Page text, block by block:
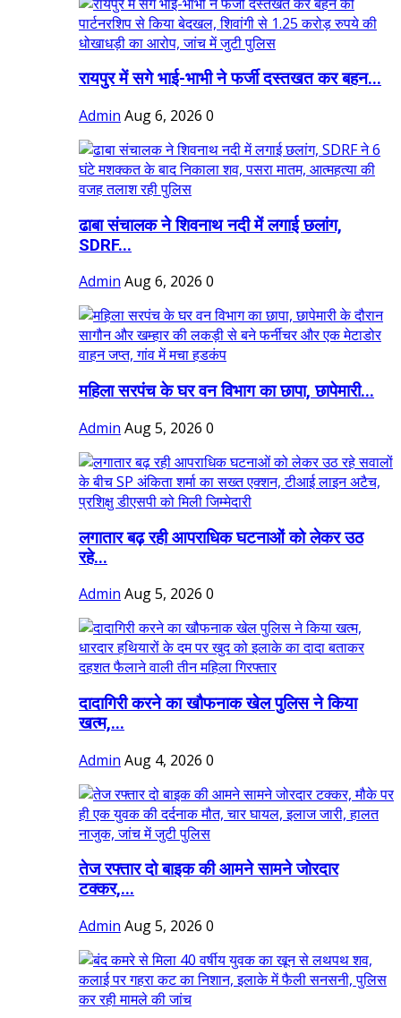
रायपुर में सगे भाई-भाभी ने फर्जी दस्तखत कर बहन...
Admin Aug 6, 2026 0
ढाबा संचालक ने शिवनाथ नदी में लगाई छलांग,
SDRF...
Admin Aug 6, 2026 0
महिला सरपंच के घर वन विभाग का छापा, छापेमारी...
Admin Aug 5, 2026 0
लगातार बढ़ रही आपराधिक घटनाओं को लेकर उठ
रहे...
Admin Aug 5, 2026 0
दादागिरी करने का खौफनाक खेल पुलिस ने किया
खत्म,...
Admin Aug 4, 2026 0
तेज रफ्तार दो बाइक की आमने सामने जोरदार
टक्कर,...
Admin Aug 5, 2026 0